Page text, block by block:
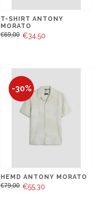
T-SHIRT ANTONY
MORATO
€69,00 €34,50
-30%
HEMD ANTONY MORATO
€79,00 €55,30